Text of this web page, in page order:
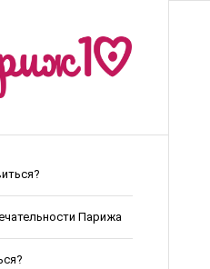
Парижа